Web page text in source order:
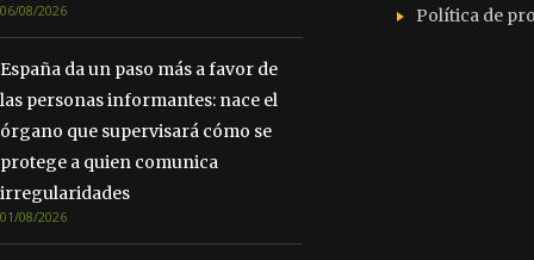
06/08/2026
España da un paso más a favor de
las personas informantes: nace el
órgano que supervisará cómo se
protege a quien comunica
irregularidades
01/08/2026
Política de